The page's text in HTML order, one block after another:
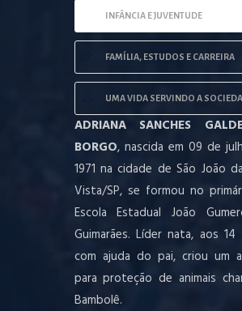
INFÂNCIA E JUVENTUDE
FAMÍLIA, ESTUDOS E CARREIRA
UMA VIDA SERVINDO A
ADRIANA SANCHES
BORGO, nascida em 09 de
1971 na cidade de São João
Vista/SP, se formou no
Escola Estadual João
Guimarães. Líder nata, aos 14
com ajuda do pai, criou um
para proteção de animais
Bambolê.